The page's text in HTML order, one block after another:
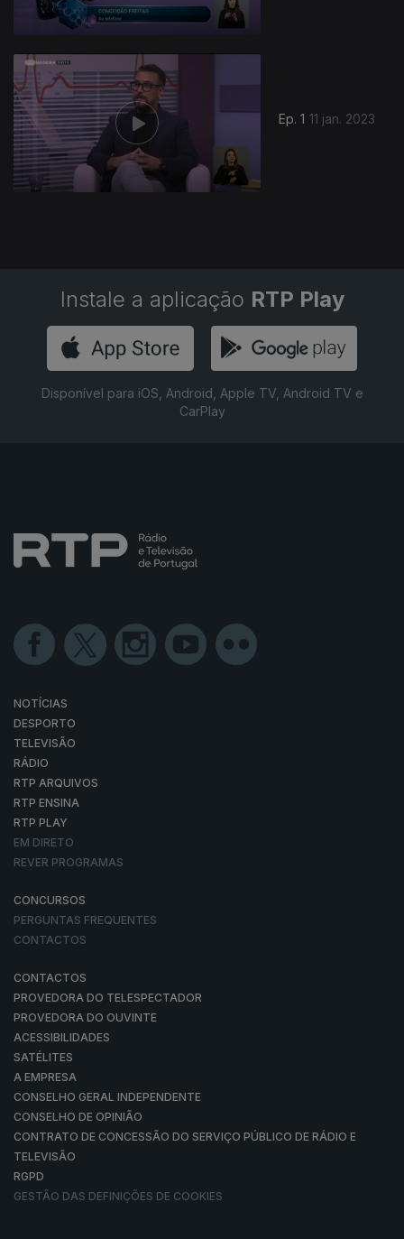
Ep. 1 11 jan. 2023
Instale a aplicação RTP Play
Disponível para iOS, Android, Apple TV, Android TV e
CarPlay
NOTÍCIAS
DESPORTO
TELEVISÃO
RÁDIO
RTP ARQUIVOS
RTP ENSINA
RTP PLAY
EM DIRETO
REVER PROGRAMAS
CONCURSOS
PERGUNTAS FREQUENTES
CONTACTOS
CONTACTOS
PROVEDORA DO TELESPECTADOR
PROVEDORA DO OUVINTE
ACESSIBILIDADES
SATÉLITES
A EMPRESA
CONSELHO GERAL INDEPENDENTE
CONSELHO DE OPINIÃO
CONTRATO DE CONCESSÃO DO SERVIÇO PÚBLICO DE RÁDIO E
TELEVISÃO
RGPD
GESTÃO DAS DEFINIÇÕES DE COOKIES